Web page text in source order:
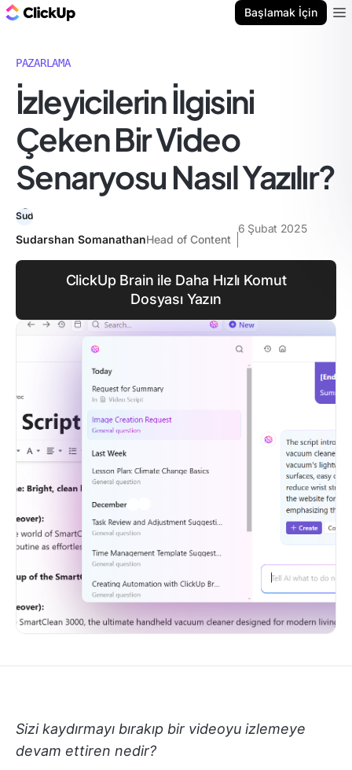
Başlamak İçin
PAZARLAMA
İzleyicilerin İlgisini
Çeken Bir Video
Senaryosu Nasıl Yazılır?
Sudarshan SomanathanHead of Content
6 Şubat 2025
ClickUp Brain ile Daha Hızlı Komut
Dosyası Yazın
Sizi kaydırmayı bırakıp bir videoyu izlemeye
devam ettiren nedir?